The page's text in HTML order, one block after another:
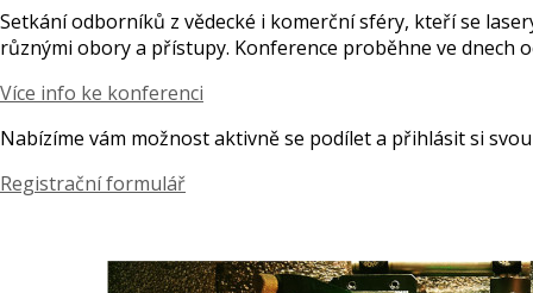
Setkání odborníků z vědecké i komerční sféry, kteří se
různými obory a přístupy. Konference proběhne ve dnech
Více info ke konferenci
Nabízíme vám možnost aktivně se podílet a přihlásit si
Registrační formulář